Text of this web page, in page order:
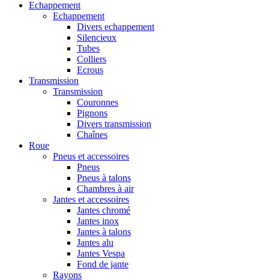
Echappement
Echappement
Divers echappement
Silencieux
Tubes
Colliers
Ecrous
Transmission
Transmission
Couronnes
Pignons
Divers transmission
Chaînes
Roue
Pneus et accessoires
Pneus
Pneus à talons
Chambres à air
Jantes et accessoires
Jantes chromé
Jantes inox
Jantes à talons
Jantes alu
Jantes Vespa
Fond de jante
Rayons